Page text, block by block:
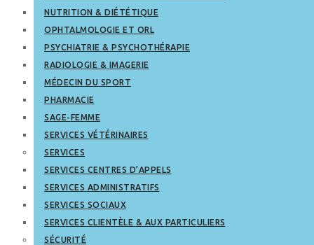
NUTRITION & DIÉTÉTIQUE
OPHTALMOLOGIE ET ORL
PSYCHIATRIE & PSYCHOTHÉRAPIE
RADIOLOGIE & IMAGERIE
MÉDECIN DU SPORT
PHARMACIE
SAGE-FEMME
SERVICES VÉTÉRINAIRES
SERVICES
SERVICES CENTRES D’APPELS
SERVICES ADMINISTRATIFS
SERVICES SOCIAUX
SERVICES CLIENTÈLE & AUX PARTICULIERS
SÉCURITÉ